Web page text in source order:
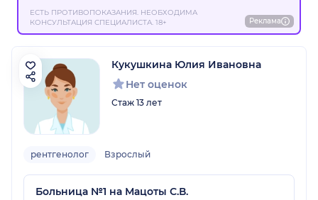
ЕСТЬ ПРОТИВОПОКАЗАНИЯ. НЕОБХОДИМА
КОНСУЛЬТАЦИЯ СПЕЦИАЛИСТА. 18+
Реклама
Кукушкина Юлия Ивановна
Нет оценок
Стаж 13 лет
рентгенолог Взрослый
Больница №1 на Мацоты С.В.